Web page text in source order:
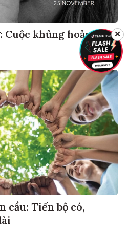
Cuộc khủng hoảng
cầu: Tiến bộ có,
✕